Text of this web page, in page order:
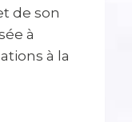
de son
à
à la